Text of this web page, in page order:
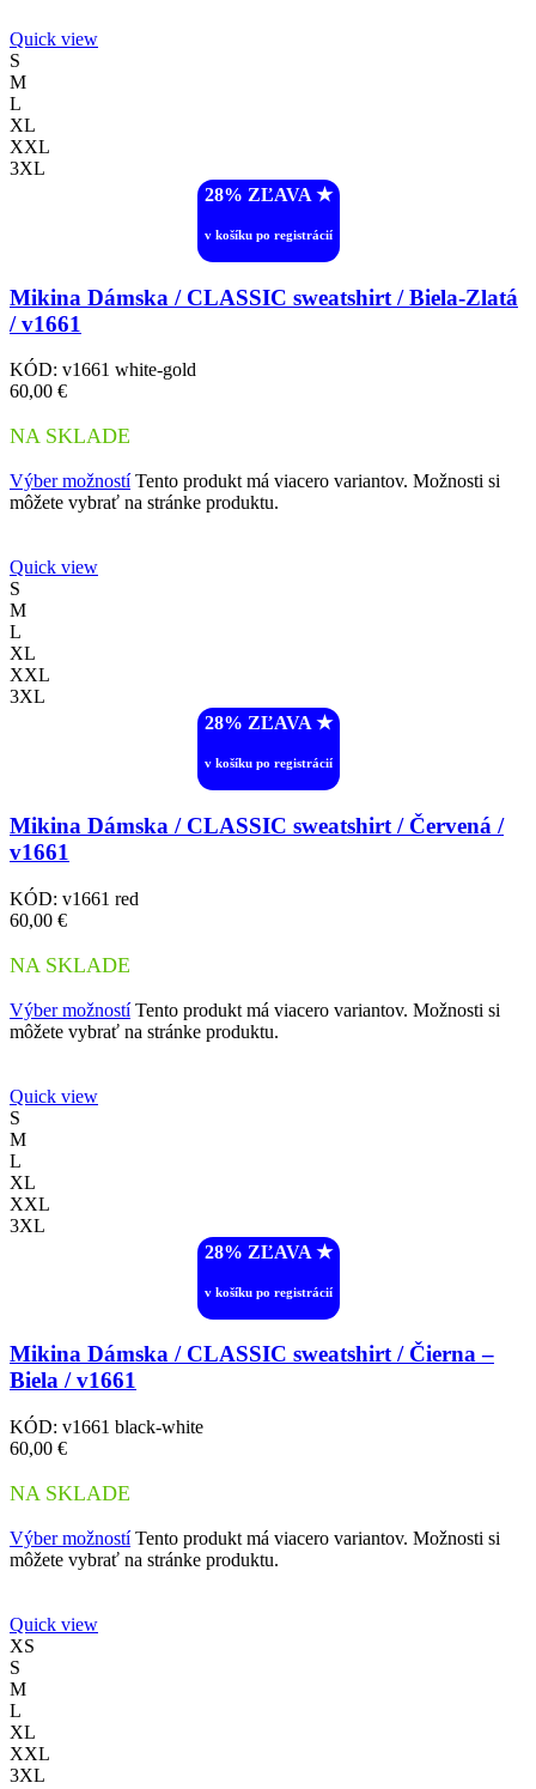
Quick view
S
M
L
XL
XXL
3XL
28% ZĽAVA ︎★
v košíku po registrácií
Mikina Dámska / CLASSIC sweatshirt / Biela-Zlatá
/ v1661
KÓD: v1661 white-gold
60,00 €
NA SKLADE
Výber možností Tento produkt má viacero variantov. Možnosti si
môžete vybrať na stránke produktu.
Quick view
S
M
L
XL
XXL
3XL
28% ZĽAVA ︎★
v košíku po registrácií
Mikina Dámska / CLASSIC sweatshirt / Červená /
v1661
KÓD: v1661 red
60,00 €
NA SKLADE
Výber možností Tento produkt má viacero variantov. Možnosti si
môžete vybrať na stránke produktu.
Quick view
S
M
L
XL
XXL
3XL
28% ZĽAVA ︎★
v košíku po registrácií
Mikina Dámska / CLASSIC sweatshirt / Čierna –
Biela / v1661
KÓD: v1661 black-white
60,00 €
NA SKLADE
Výber možností Tento produkt má viacero variantov. Možnosti si
môžete vybrať na stránke produktu.
Quick view
XS
S
M
L
XL
XXL
3XL